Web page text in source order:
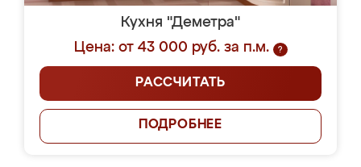
Кухня "Деметра"
Цена: от 43 000 руб. за п.м.
?
РАССЧИТАТЬ
ПОДРОБНЕЕ